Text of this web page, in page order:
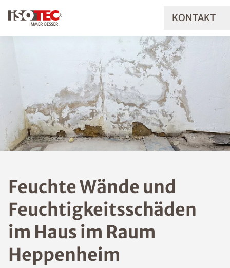
KONTAKT
Feuchte Wände und
Feuchtigkeitsschäde
n im Haus im Raum
Heppenheim